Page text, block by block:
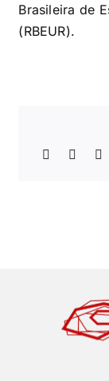
Brasileira de
(RBEUR).